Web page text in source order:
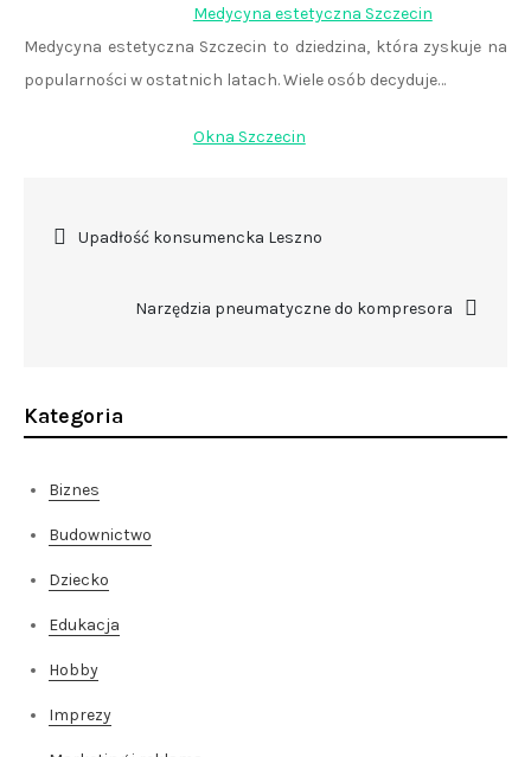
Medycyna estetyczna Szczecin
Medycyna estetyczna Szczecin to dziedzina, która zyskuje na
popularności w ostatnich latach. Wiele osób decyduje…
Okna Szczecin
Nawigacja
wpisu
Upadłość konsumencka Leszno
Narzędzia pneumatyczne do kompresora
Kategoria
Biznes
Budownictwo
Dziecko
Edukacja
Hobby
Imprezy